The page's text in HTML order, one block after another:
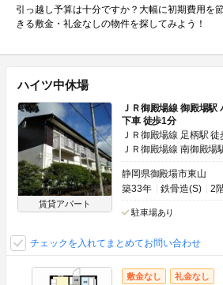
引っ越し予算は十分ですか？大幅に初期費用を
きる敷金・礼金なしの物件を探してみよう！
ハイツ中休場
賃貸アパート
ＪＲ御殿場線 御殿場駅
下車 徒歩1分
ＪＲ御殿場線 足柄駅
ＪＲ御殿場線 南御殿場
静岡県御殿場市東山
築33年
鉄骨造(S) 2
駐車場あり
チェックを入れてまとめてお問い合わせ
敷金なし 礼金なし